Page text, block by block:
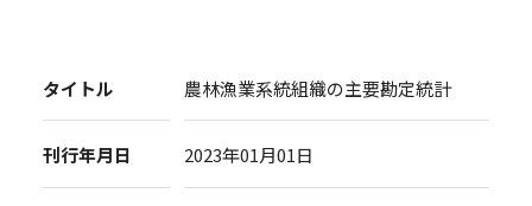
タイトル 農林漁業系統組織の主要勘定統計
刊行年月日 2023年01月01日